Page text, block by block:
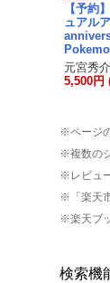
【予約
ュアル
元宮秀
5,500円
※ページ
※複数の
※レビュ
※「楽天
※楽天ブ
検索機